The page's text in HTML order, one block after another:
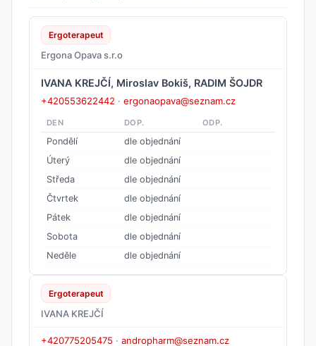
Ergoterapeut
Ergona Opava s.r.o
IVANA KREJČÍ, Miroslav Bokiš, RADIM ŠOJDR
+420553622442 · ergonaopava@seznam.cz
DEN DOP. ODP.
Pondělí
dle objednání
Úterý
dle objednání
Středa
dle objednání
Čtvrtek
dle objednání
Pátek
dle objednání
Sobota
dle objednání
Neděle
dle objednání
Ergoterapeut
IVANA KREJČÍ
+420775205475 · andropharm@seznam.cz